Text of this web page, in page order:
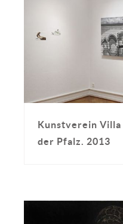
Kunstverein Villa
der Pfalz. 2013